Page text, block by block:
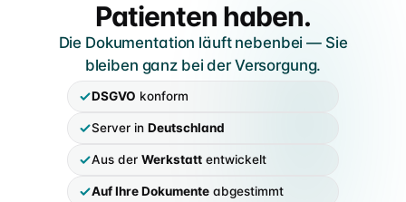
Schnittstellen
TopM san6 sofort verfügbar, weitere individuell auf
Anfrage
IM SANITÄTSHAUS
Alle Abteilungen
Klassischer Aufbau · 9 Abteilungen mit Fachsprache
IDENTITÄT
Über uns
Founder Niels & Marcel · Mission · Werkstatt-Wurzeln
Markenabgrenzung
Marke, DPMA & Unabhängigkeit vom BIV-OT
Patienten haben.
Die Dokumentation läuft nebenbei — Sie
bleiben ganz bei der Versorgung.
DSGVO konform
Server inDeutschland
Aus derWerkstatt entwickelt
Auf Ihre Dokumente abgestimmt